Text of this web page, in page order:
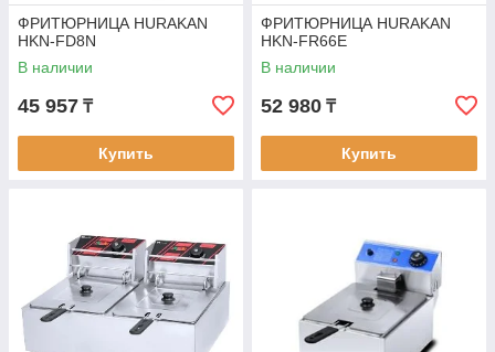
ФРИТЮРНИЦА HURAKAN
HKN-FD8N
В наличии
45 957 ₸
Купить
ФРИТЮРНИЦА HURAKAN
HKN-FR66E
В наличии
52 980 ₸
Купить